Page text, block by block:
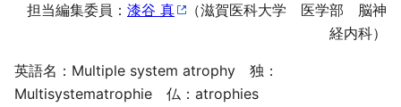
担当編集委員： 漆谷 真
（滋賀医科大学 医学部 脳神
経内科）
英語名：Multiple system atrophy 独：
Multisystematrophie 仏：atrophies